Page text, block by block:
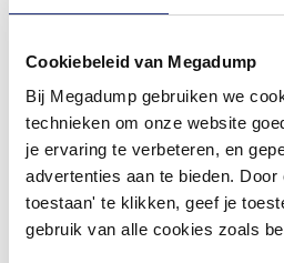
Cookiebeleid van Megadump
Bij Megadump gebruiken we
technieken om onze website
je ervaring te verbeteren, en
advertenties aan te bieden. Door
toestaan' te klikken, geef je
gebruik van alle cookies zoals
badkamer op Instagram met
inspirerende
badkamerstijlen.